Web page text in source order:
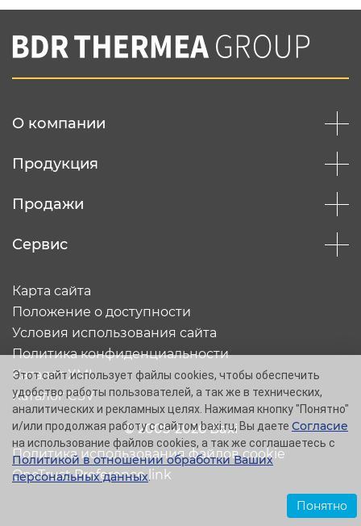
Вы соглашаетесь с нашей политикой
конфеденциальности
О компании
Продукция
Продажи
Сервис
© 2005-2026 Baxi
Карта сайта
Положение о доступности
Условия использования сайта
Политика конфиденциальности
Каталог XML
Каталог CSV
Политика использования файлов cookie
OneTrust Preference link
Этот сайт использует файлы cookies, чтобы обеспечить
удобство работы пользователей, а так же в технических,
аналитических и рекламных целях. Нажимая кнопку "Понятно"
и/или продолжая работу с сайтом baxi.ru, Вы даете Согласие
на использование файлов cookies, а так же соглашаетесь с
Политикой в отношении обработки Ваших
персональных данных.
Понятно